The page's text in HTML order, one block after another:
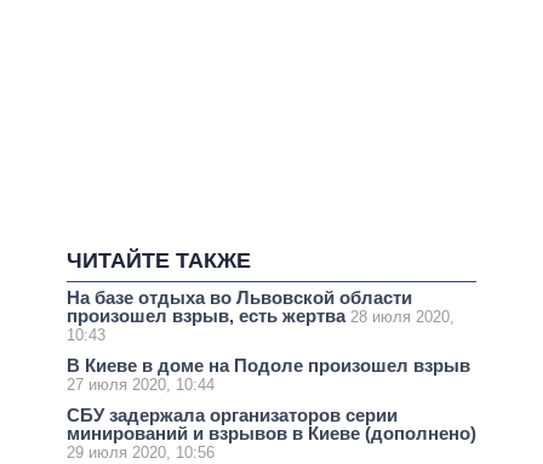
ЧИТАЙТЕ ТАКЖЕ
На базе отдыха во Львовской области
произошел взрыв, есть жертва 28 июля 2020,
10:43
В Киеве в доме на Подоле произошел взрыв
27 июля 2020, 10:44
СБУ задержала организаторов серии
минирований и взрывов в Киеве (дополнено)
29 июля 2020, 10:56